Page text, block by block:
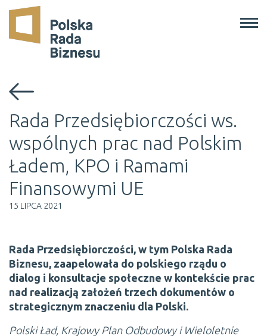
Rada Przedsiębiorczości ws.
wspólnych prac nad Polskim
Ładem, KPO i Ramami
Finansowymi UE
15 LIPCA 2021
Rada Przedsiębiorczości, w tym Polska Rada
Biznesu, zaapelowała do polskiego rządu o
dialog i konsultacje społeczne w kontekście prac
nad realizacją założeń trzech dokumentów o
strategicznym znaczeniu dla Polski.
Polski Ład, Krajowy Plan Odbudowy i Wieloletnie
Aktualności
EN